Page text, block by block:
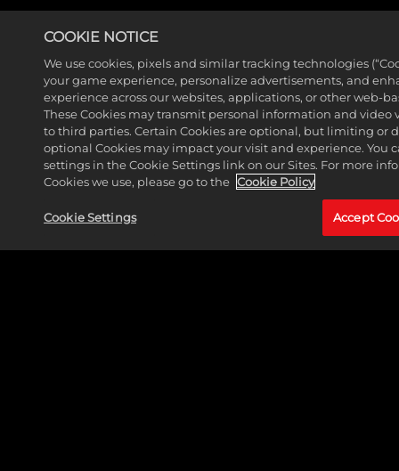
MORE NEWS
COOKIE NOTICE
We use cookies, pixels and similar tracking technologies
your game experience, personalize advertisements, and
experience across our websites, applications, or other web-
These Cookies may transmit personal information and
to third parties. Certain Cookies are optional, but limiting or
optional Cookies may impact your visit and experience. You
settings in the Cookie Settings link on our Sites. For more
Cookies we use, please go to the Cookie Policy
Cookie Settings Accept